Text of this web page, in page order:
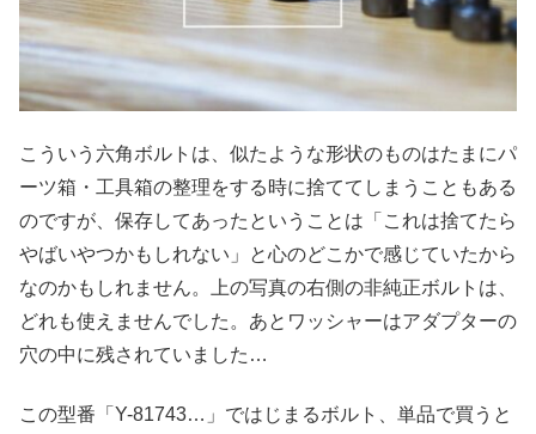
こういう六角ボルトは、似たような形状のものはたまにパ
ーツ箱・工具箱の整理をする時に捨ててしまうこともある
のですが、保存してあったということは「これは捨てたら
やばいやつかもしれない」と心のどこかで感じていたから
なのかもしれません。上の写真の右側の非純正ボルトは、
どれも使えませんでした。あとワッシャーはアダプターの
穴の中に残されていました…
この型番「Y-81743…」ではじまるボルト、単品で買うと